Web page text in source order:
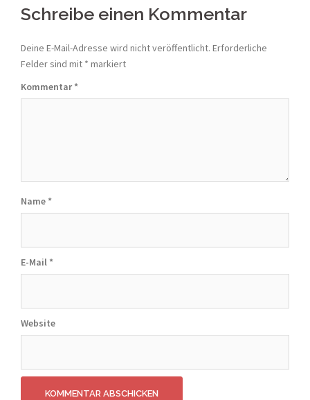
navigation
Schreibe einen Kommentar
Deine E-Mail-Adresse wird nicht veröffentlicht. Erforderliche
Felder sind mit * markiert
Kommentar*
Name *
E-Mail *
Website